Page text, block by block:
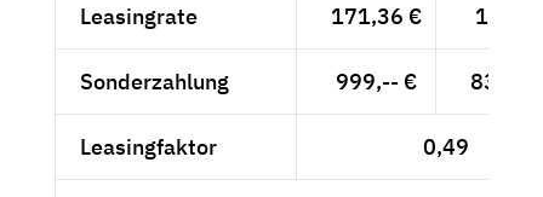
Leasingrate 171,36 € 144,--
Sonderzahlung 999,-- €
Leasingfaktor 0,49